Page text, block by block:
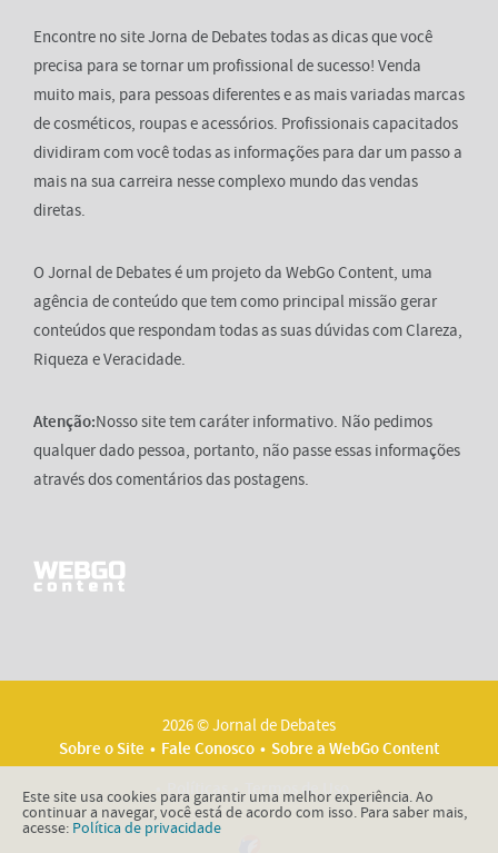
Encontre no site Jorna de Debates todas as dicas que você
precisa para se tornar um profissional de sucesso! Venda
muito mais, para pessoas diferentes e as mais variadas marcas
de cosméticos, roupas e acessórios. Profissionais capacitados
dividiram com você todas as informações para dar um passo a
mais na sua carreira nesse complexo mundo das vendas
diretas.
O Jornal de Debates é um projeto da WebGo Content, uma
agência de conteúdo que tem como principal missão gerar
conteúdos que respondam todas as suas dúvidas com Clareza,
Riqueza e Veracidade.
Atenção:Nosso site tem caráter informativo. Não pedimos
qualquer dado pessoa, portanto, não passe essas informações
através dos comentários das postagens.
2026 © Jornal de Debates
Sobre o Site
Fale Conosco
Sobre a WebGo Content
Políticas
Termos de Uso
Este site usa cookies para garantir uma melhor experiência. Ao
continuar a navegar, você está de acordo com isso. Para saber mais,
acesse: Política de privacidade